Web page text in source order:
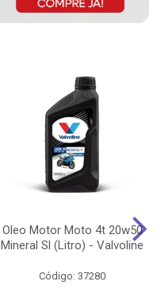
Oleo Motor Moto 4t 20w50
Mineral Sl (Litro) - Valvoline
Código: 37280